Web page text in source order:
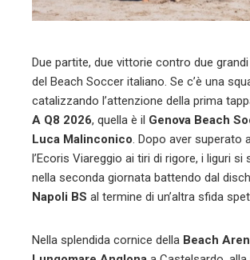
Due partite, due vittorie contro due
del Beach Soccer italiano. Se c’è una
catalizzando l’attenzione della prima
A Q8 2026, quella è il Genova Beach
Luca Malinconico. Dopo aver superato
l’Ecoris Viareggio ai tiri di rigore, i liguri si
nella seconda giornata battendo dal
Napoli BS al termine di un’altra sfida
Nella splendida cornice della Beach